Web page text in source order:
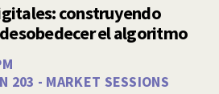
construyendo
el algoritmo
203 - MARKET SESSIONS